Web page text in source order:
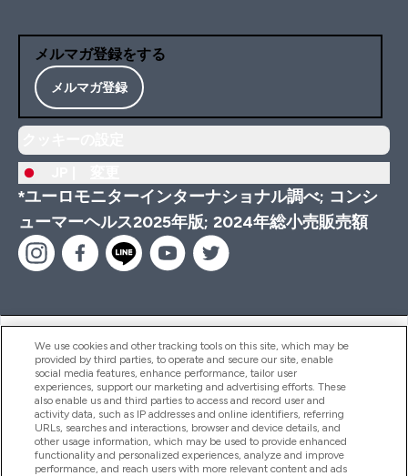
メルマガ登録をする
メルマガ登録
*ユーロモニターインターナショナル調べ; コンシ
ューマーヘルス2025年版; 2024年総小売販売額
ヘルプ＆ガイド
商品について
会社概要
We use cookies and other tracking tools on this site, which may be
provided by third parties, to operate and secure our site, enable
social media features, enhance performance, tailor user
experiences, support our marketing and advertising efforts. These
also enable us and third parties to access and record user and
activity data, such as IP addresses and online identifiers, referring
URLs, searches and interactions, browser and device details, and
other usage information, which may be used to provide enhanced
functionality and personalized experiences, analyze and improve
performance, and reach users with more relevant content and ads